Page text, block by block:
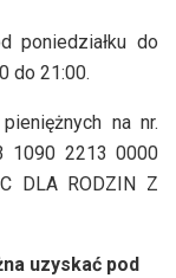
poniedziałku do
do 21:00.
na nr.
1090 2213 0000
DLA RODZIN Z
uzyskać pod